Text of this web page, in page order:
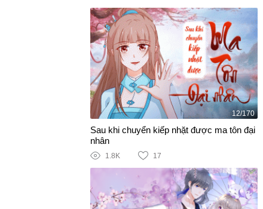
12/170
Sau khi chuyển kiếp nhặt được ma tôn đại
nhân
1.8K 17